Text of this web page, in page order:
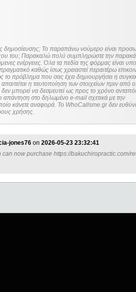
Το παραπάνω νούμερο είναι
του; Παρακαλώ πολύ συμπληρώστε την
ενέργειες. Όλα τα πεδία της φόρμας είναι
καθώς ίσως χρειαστεί περαιτέρω
πρόβλημα που σας έχει δημιουργήσει η
μπορεί να δεσμευτεί ως προς το χρόνο
στο δηλωμένο e-mail σχετικά με την
κάνετε αναφορά. Το WhoCallsme.gr δεν
χρήσης.
jones76 on 2026-05-23 23:32:41
now purchase https://bakuchiropractic.com/